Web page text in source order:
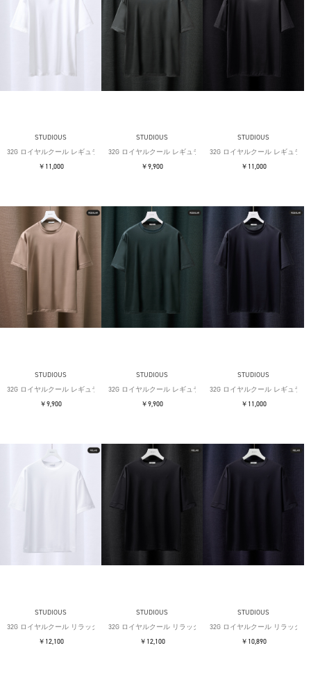
STUDIOUS
32G ロイヤルクール レギュラーTシャツ
￥11,000
STUDIOUS
32G ロイヤルクール レギュラーTシャツ
￥9,900
STUDIOUS
32G ロイヤルクール レギュラー
￥11,000
STUDIOUS
32G ロイヤルクール レギュラーTシャツ
￥9,900
STUDIOUS
32G ロイヤルクール レギュラーTシャツ
￥9,900
STUDIOUS
32G ロイヤルクール レギュラー
￥11,000
STUDIOUS
32G ロイヤルクール リラックスTシャツ
￥12,100
STUDIOUS
32G ロイヤルクール リラックスTシャツ
￥12,100
STUDIOUS
32G ロイヤルクール リラックス
￥10,890